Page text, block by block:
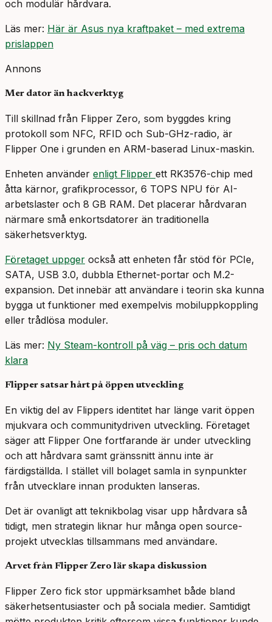
och modulär hårdvara.
Läs mer: Här är Asus nya kraftpaket – med extrema
prislappen
Annons
Mer dator än hackverktyg
Till skillnad från Flipper Zero, som byggdes kring
protokoll som NFC, RFID och Sub-GHz-radio, är
Flipper One i grunden en ARM-baserad Linux-maskin.
Enheten använder enligt Flipper ett RK3576-chip med
åtta kärnor, grafikprocessor, 6 TOPS NPU för AI-
arbetslaster och 8 GB RAM. Det placerar hårdvaran
närmare små enkortsdatorer än traditionella
säkerhetsverktyg.
Företaget uppger också att enheten får stöd för PCIe,
SATA, USB 3.0, dubbla Ethernet-portar och M.2-
expansion. Det innebär att användare i teorin ska kunna
bygga ut funktioner med exempelvis mobiluppkoppling
eller trådlösa moduler.
Läs mer: Ny Steam-kontroll på väg – pris och datum
klara
Flipper satsar hårt på öppen utveckling
En viktig del av Flippers identitet har länge varit öppen
mjukvara och communitydriven utveckling. Företaget
säger att Flipper One fortfarande är under utveckling
och att hårdvara samt gränssnitt ännu inte är
färdigställda. I stället vill bolaget samla in synpunkter
från utvecklare innan produkten lanseras.
Det är ovanligt att teknikbolag visar upp hårdvara så
tidigt, men strategin liknar hur många open source-
projekt utvecklas tillsammans med användare.
Arvet från Flipper Zero lär skapa diskussion
Flipper Zero fick stor uppmärksamhet både bland
säkerhetsentusiaster och på sociala medier. Samtidigt